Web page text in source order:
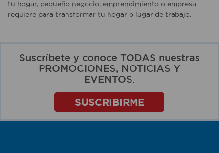
tu hogar, pequeño negocio, emprendimiento o empresa
requiere para transformar tu hogar o lugar de trabajo.
Suscríbete y conoce TODAS nuestras
PROMOCIONES, NOTICIAS Y
EVENTOS.
SUSCRIBIRME